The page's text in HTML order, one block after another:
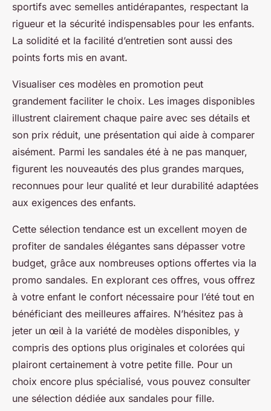
sportifs avec semelles antidérapantes, respectant la
rigueur et la sécurité indispensables pour les enfants.
La solidité et la facilité d’entretien sont aussi des
points forts mis en avant.
Visualiser ces modèles en promotion peut
grandement faciliter le choix. Les images disponibles
illustrent clairement chaque paire avec ses détails et
son prix réduit, une présentation qui aide à comparer
aisément. Parmi les sandales été à ne pas manquer,
figurent les nouveautés des plus grandes marques,
reconnues pour leur qualité et leur durabilité adaptées
aux exigences des enfants.
Cette sélection tendance est un excellent moyen de
profiter de sandales élégantes sans dépasser votre
budget, grâce aux nombreuses options offertes via la
promo sandales. En explorant ces offres, vous offrez
à votre enfant le confort nécessaire pour l’été tout en
bénéficiant des meilleures affaires. N’hésitez pas à
jeter un œil à la variété de modèles disponibles, y
compris des options plus originales et colorées qui
plairont certainement à votre petite fille. Pour un
choix encore plus spécialisé, vous pouvez consulter
une sélection dédiée aux sandales pour fille.